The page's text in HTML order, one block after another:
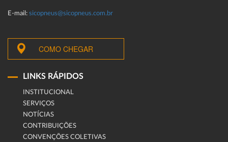
E-mail: sicopneus@sicopneus.com.br
COMO CHEGAR
LINKS RÁPIDOS
INSTITUCIONAL
SERVIÇOS
NOTÍCIAS
CONTRIBUIÇÕES
CONVENÇÕES COLETIVAS